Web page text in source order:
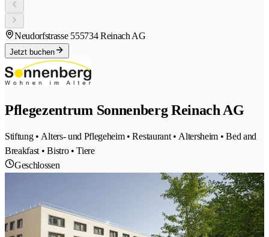
Neudorfstrasse 555734 Reinach AG
Jetzt buchen
Pflegezentrum Sonnenberg Reinach AG
Stiftung • Alters- und Pflegeheim • Restaurant • Altersheim • Bed and
Breakfast • Bistro • Tiere
Geschlossen